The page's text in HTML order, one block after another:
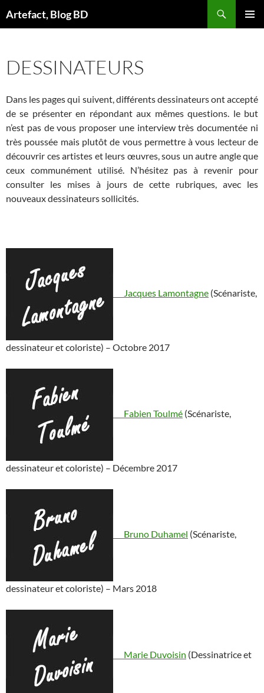
auArtefact, Blog BD
DESSINATEURS
Dans les pages qui suivent, différents dessinateurs ont accepté
de se présenter en répondant aux mêmes questions. le but
n’est pas de vous proposer une interview très documentée ni
très poussée mais plutôt de vous permettre à vous lecteur de
découvrir ces artistes et leurs œuvres, sous un autre angle que
ceux communément utilisé. N’hésitez pas à revenir pour
consulter les mises à jours de cette rubriques, avec les
nouveaux dessinateurs sollicités.
Jacques Lamontagne (Scénariste,
dessinateur et coloriste) – Octobre 2017
Fabien Toulmé (Scénariste,
dessinateur et coloriste) – Décembre 2017
Bruno Duhamel (Scénariste,
dessinateur et coloriste) – Mars 2018
Marie Duvoisin (Dessinatrice et